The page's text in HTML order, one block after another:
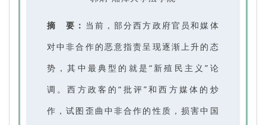
摘 要： 当前，部分西方政府官员和媒体
对中非合作的恶意指责呈现逐渐上升的态
势，其中最典型的就是“新殖民主义”论
调。西方政客的“批评”和西方媒体的炒
作，试图歪曲中非合作的性质，损害中国